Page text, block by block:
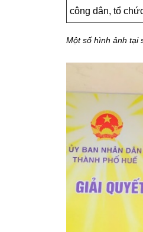
công dân, tổ
Một số hình ảnh tại